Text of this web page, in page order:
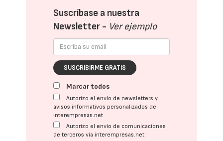
Suscríbase a nuestra
Newsletter - Ver ejemplo
SUSCRIBIRME GRATIS
Marcar todos
Autorizo el envío de newsletters y
avisos informativos personalizados de
interempresas.net
Autorizo el envío de comunicaciones
de terceros vía interempresas.net